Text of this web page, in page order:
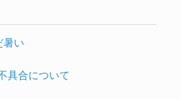
暑い
具合について